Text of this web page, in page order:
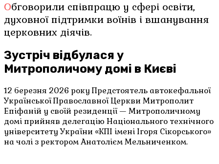
Обговорили співпрацю у сфері освіти,
духовної підтримки воїнів і вшанування
церковних діячів.
Зустріч відбулася у
Митрополичому домі в Києві
12 березня 2026 року Предстоятель автокефальної
Української Православної Церкви Митрополит
Епіфаній у своїй резиденції — Митрополичному
домі прийняв делегацію Національного технічного
університету України «КПІ імені Ігоря Сікорського»
на чолі з ректором Анатолієм Мельниченком.